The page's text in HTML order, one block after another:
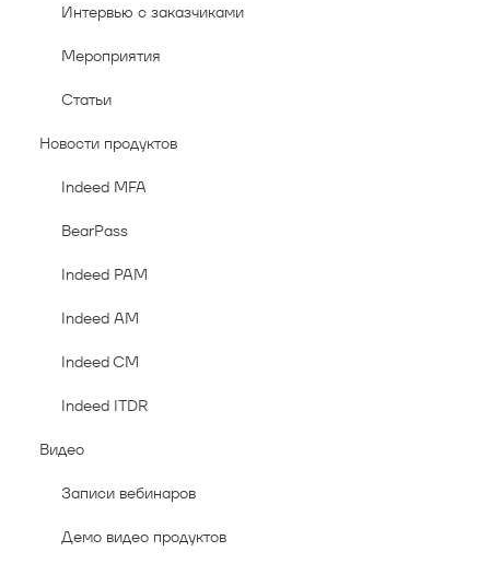
Интервью с заказчиками
Мероприятия
Статьи
Новости продуктов
Indeed MFA
BearPass
Indeed PAM
Indeed AM
Indeed CM
Indeed ITDR
Видео
Записи вебинаров
Демо видео продуктов